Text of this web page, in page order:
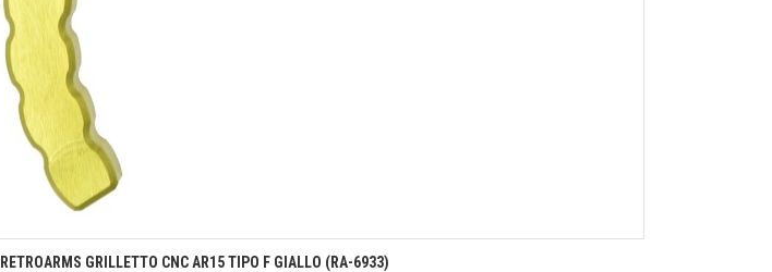
Anteprima
RETROARMS GRILLETTO CNC AR15 TIPO F GIALLO (RA-6933)